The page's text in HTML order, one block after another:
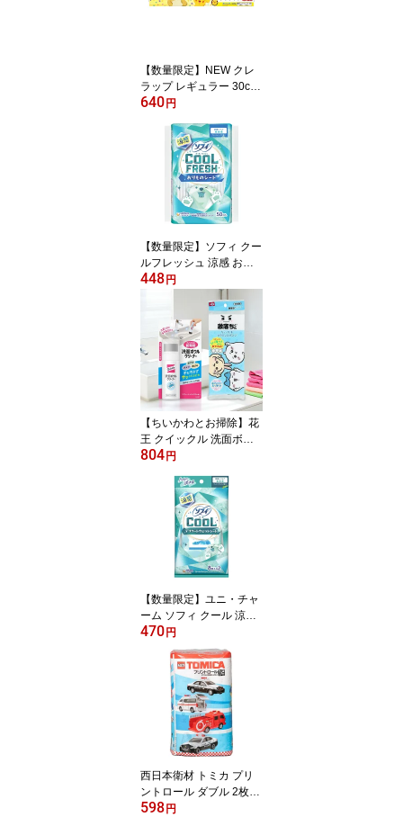
【数量限定】NEW クレ
ラップ レギュラー 30cm
×50m 食品用ラップ ポケ
640円
【数量限定】ソフィ クー
ルフレッシュ 涼感 おり
ものシート 50コ入 ユ
448円
【ちいかわとお掃除】花
王 クイックル 洗面ボウ
ルクリーナー 本体 100ml
かわ キャラクターズ メ
ラミンスポンジ 使い捨て
クリーナー
804円
【数量限定】ユニ・チャ
ーム ソフィ クール 涼感
デリケートウェットシー
ト 16枚（8枚入×2） ト
イレに流せる ウェットシ
ート クーリングミントの
470円
西日本衛材 トミカ プリ
ントロール ダブル 2枚重
ね 25m ×12ロール （ ト
598円